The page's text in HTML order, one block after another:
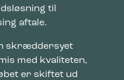
til
aftale.
skræddersyet
med kvaliteten,
er skiftet ud